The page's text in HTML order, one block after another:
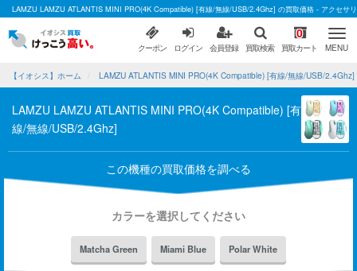
LAMZU LAMZU ATLANTIS MINI PRO(4K Compatible) [有線/無線/USB/2.4Ghz] の買取価格 - アクセサ
クーポン ログイン 会員登録 買取検索
0
買取カート MENU
【イオシス】ホーム LAMZU ATLANTIS MINI PRO(4K Compatible) [有線/無線/USB/2.4Ghz]
LAMZU LAMZU ATLANTIS MINI PRO(4K Compatible) [有
線/無線/USB/2.4Ghz]
この機種の買取価格を調べる
カラーを選択してください
Matcha Green Miami Blue Polar White